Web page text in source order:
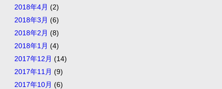
2018年4月 (2)
2018年3月 (6)
2018年2月 (8)
2018年1月 (4)
2017年12月 (14)
2017年11月 (9)
2017年10月 (6)